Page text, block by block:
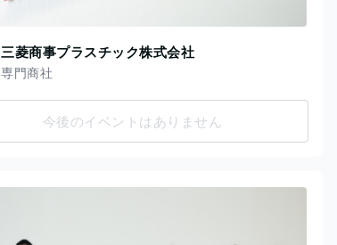
三菱商事プラスチック株式会社
専門商社
今後のイベントはありません